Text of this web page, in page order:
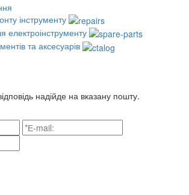
інструменту
електроінструменту
та аксесуарів
надійде на вказану пошту.